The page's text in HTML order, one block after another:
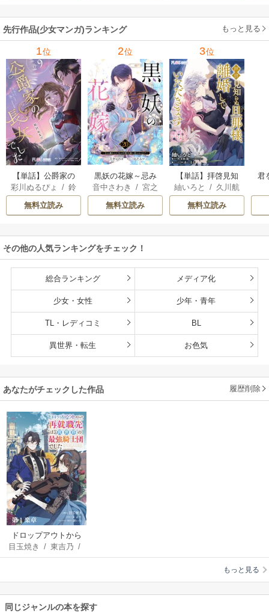
先行作品(少女マンガ)ランキング もっと見る
1位
【単話】公爵家の
長女でした
彩川ぬるぴょ /鈴
音さや/たむ
無料立読み
2位
黒妖の花嫁～忌み
嫌われた私が冷酷
大尉に愛されるま
で～
音中さわき /宮之
みやこ
無料立読み
3位
【単話】拝啓見知
らぬ旦那様、離婚
していただきます
紬いろと / 久川航
璃/あいるむ
無料立読み
君
その他の人気ランキングをチェック！
総合ランキング メディア化
少女・女性 少年・青年
TL・レディコミ BL
異世界・転生 お色気
あなたがチェックした作品 履歴削除
ドロップアウトから
の再就職先は、異世
界の最強騎士団でし
目玉焼き /東吉乃 /
緋いろ
もっと見る
同じジャンルの本を探す